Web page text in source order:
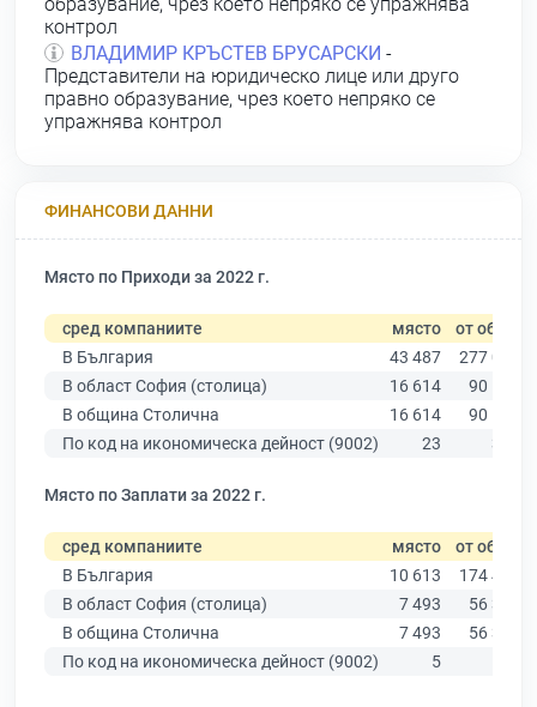
контрол
ВЛАДИМИР КРЪСТЕВ БРУСАРСКИ -
Представители на юридическо лице или друго
правно образувание, чрез което непряко се
упражнява контрол
ФИНАНСОВИ ДАННИ
Място по Приходи за 2022 г.
сред компаниите място от общо
В България
43 487
277 019
В област София (столица)
16 614
90 178
В община Столична
16 614
90 178
По код на икономическа дейност (9002)
23 317
Място по Заплати за 2022 г.
сред компаниите място от общо
В България
10 613
174 403
В област София (столица)
7 493
56 378
В община Столична
7 493
56 378
По код на икономическа дейност (9002)
5